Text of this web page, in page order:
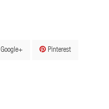
Google+ Pinterest